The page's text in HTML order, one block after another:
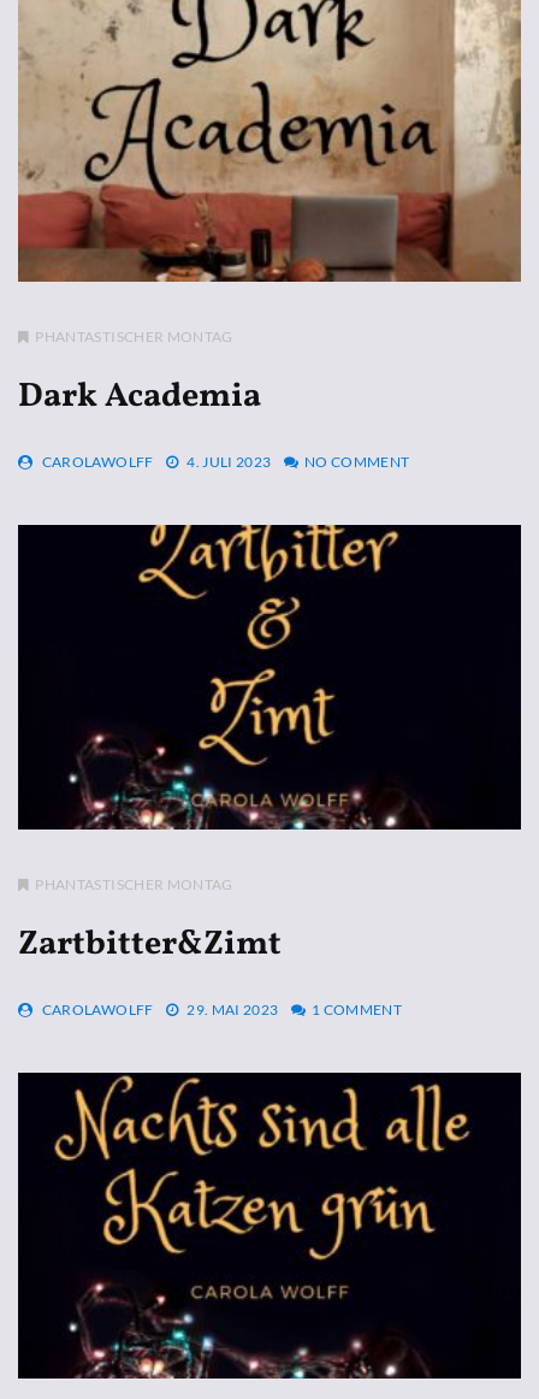
PHANTASTISCHER MONTAG
Dark Academia
CAROLAWOLFF 4. JULI 2023 NO COMMENT
PHANTASTISCHER MONTAG
Zartbitter&Zimt
CAROLAWOLFF 29. MAI 2023 1 COMMENT